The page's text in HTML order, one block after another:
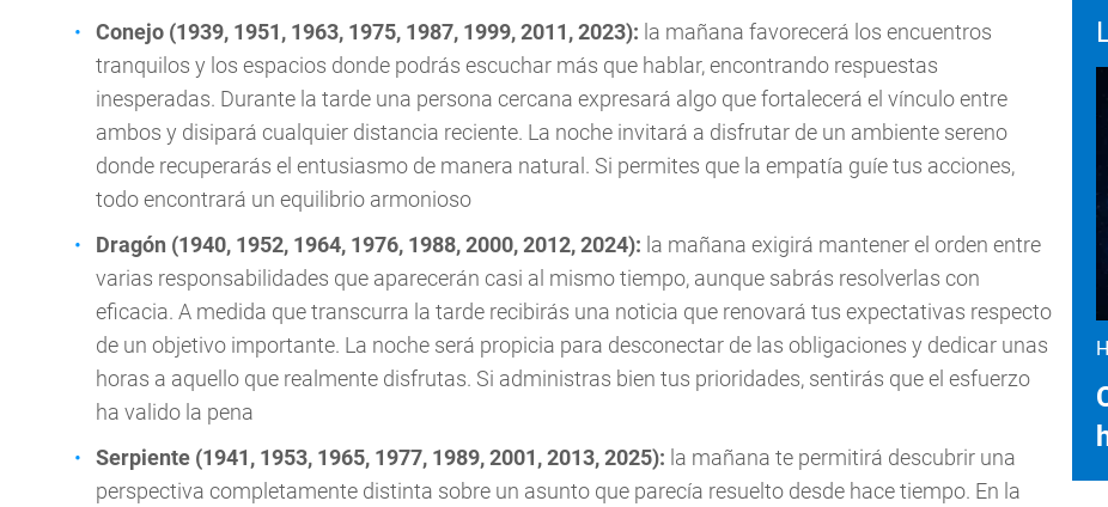
Conejo (1939, 1951, 1963, 1975, 1987, 1999, 2011, 2023): la mañana favorecerá los encuentros
tranquilos y los espacios donde podrás escuchar más que hablar, encontrando respuestas
inesperadas. Durante la tarde una persona cercana expresará algo que fortalecerá el vínculo entre
ambos y disipará cualquier distancia reciente. La noche invitará a disfrutar de un ambiente sereno
donde recuperarás el entusiasmo de manera natural. Si permites que la empatía guíe tus acciones,
todo encontrará un equilibrio armonioso
Dragón (1940, 1952, 1964, 1976, 1988, 2000, 2012, 2024): la mañana exigirá mantener el orden entre
varias responsabilidades que aparecerán casi al mismo tiempo, aunque sabrás resolverlas con
eficacia. A medida que transcurra la tarde recibirás una noticia que renovará tus expectativas respecto
de un objetivo importante. La noche será propicia para desconectar de las obligaciones y dedicar unas
horas a aquello que realmente disfrutas. Si administras bien tus prioridades, sentirás que el esfuerzo
ha valido la pena
Serpiente (1941, 1953, 1965, 1977, 1989, 2001, 2013, 2025): la mañana te permitirá descubrir una
perspectiva completamente distinta sobre un asunto que parecía resuelto desde hace tiempo. En la